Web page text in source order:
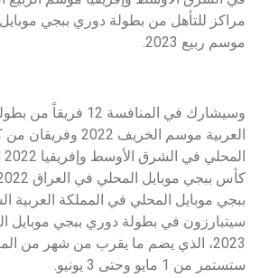
مراكز للتأهل من بطولة دوري ببجي موبايل
موسم ربيع 2023.
وسيشارك في المنافسة
العربية موسم الخريف
سيتبارزون في بطولة دوري ببجي موبايل
2023، الذي يضم ما يقرب من شهر من
ستستمر من 1 مايو وحتى 3 يونيو.